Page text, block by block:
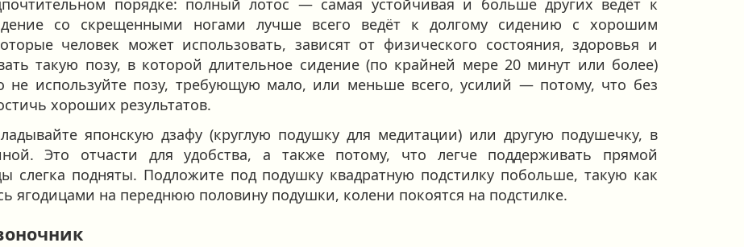
со скрещенными ногами лучше всего ведёт к долгому сидению с хорошим
человек может использовать, зависят от физического состояния, здоровья и
такую позу, в которой длительное сидение (по крайней мере 20 минут или более)
не используйте позу, требующую мало, или меньше всего, усилий — потому, что без
хороших результатов.
японскую дзафу (круглую подушку для медитации) или другую подушечку, в
Это отчасти для удобства, а также потому, что легче поддерживать прямой
слегка подняты. Подложите под подушку квадратную подстилку побольше, такую как
ягодицами на переднюю половину подушки, колени покоятся на подстилке.